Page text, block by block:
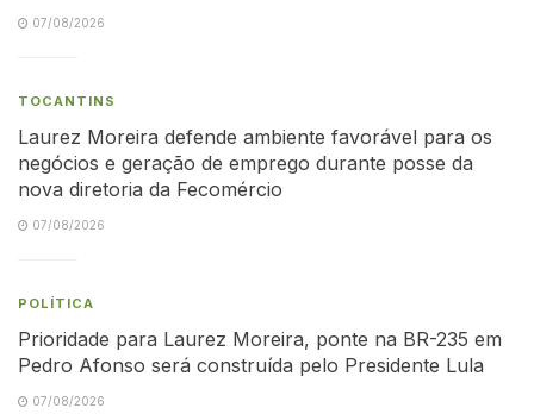
07/08/2026
TOCANTINS
Laurez Moreira defende ambiente favorável para os
negócios e geração de emprego durante posse da
nova diretoria da Fecomércio
07/08/2026
POLÍTICA
Prioridade para Laurez Moreira, ponte na BR-235 em
Pedro Afonso será construída pelo Presidente Lula
07/08/2026